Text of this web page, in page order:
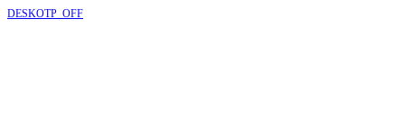
DESKOTP_OFF